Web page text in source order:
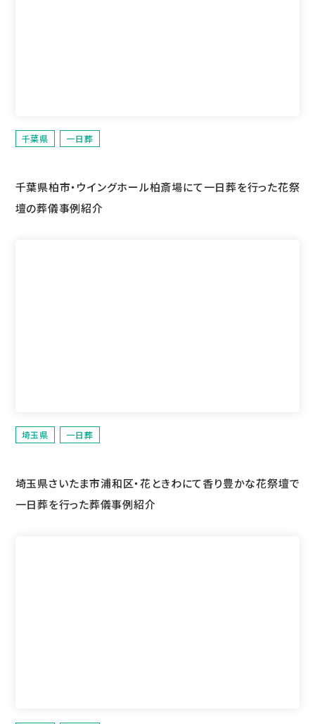
千葉県 一日葬
千葉県柏市・ウイングホール柏斎場にて一日葬を行った花祭
壇の葬儀事例紹介
埼玉県 一日葬
埼玉県さいたま市浦和区・花ときわにて香り豊かな花祭壇で
一日葬を行った葬儀事例紹介